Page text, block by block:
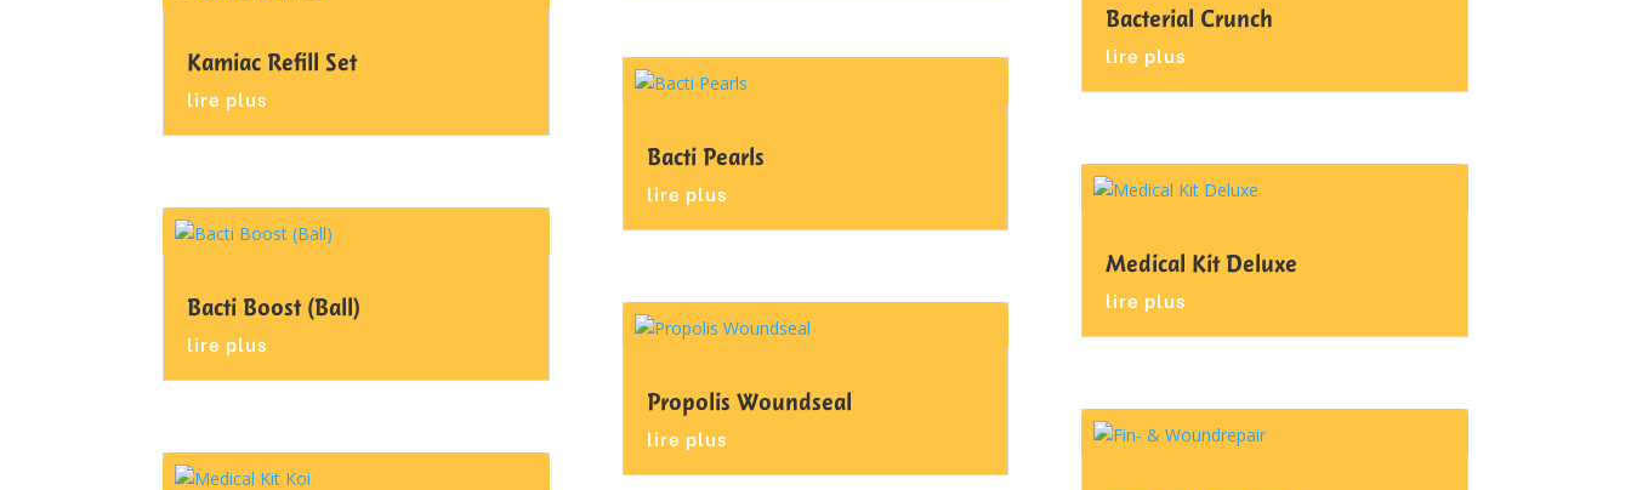
Kamiac Refill Set
lire plus
Bacti Boost (Ball)
lire plus
Bacti Pearls
lire plus
Propolis Woundseal
lire plus
Bacterial Crunch
lire plus
Medical Kit Deluxe
lire plus